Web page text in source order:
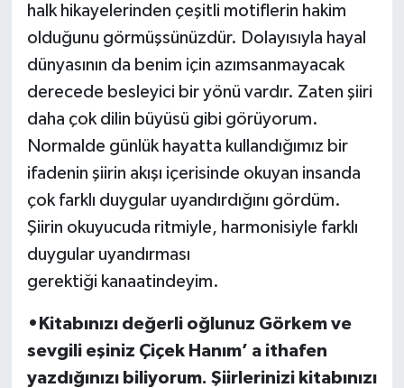
halk hikayelerinden çeşitli motiflerin hakim
olduğunu görmüşsünüzdür. Dolayısıyla hayal
dünyasının da benim için azımsanmayacak
derecede besleyici bir yönü vardır. Zaten şiiri
daha çok dilin büyüsü gibi görüyorum.
Normalde günlük hayatta kullandığımız bir
ifadenin şiirin akışı içerisinde okuyan insanda
çok farklı duygular uyandırdığını gördüm.
Şiirin okuyucuda ritmiyle, harmonisiyle farklı
duygular uyandırması
gerektiği kanaatindeyim.
•Kitabınızı değerli oğlunuz Görkem ve
sevgili eşiniz Çiçek Hanım’ a ithafen
yazdığınızı biliyorum. Şiirlerinizi kitabınızı